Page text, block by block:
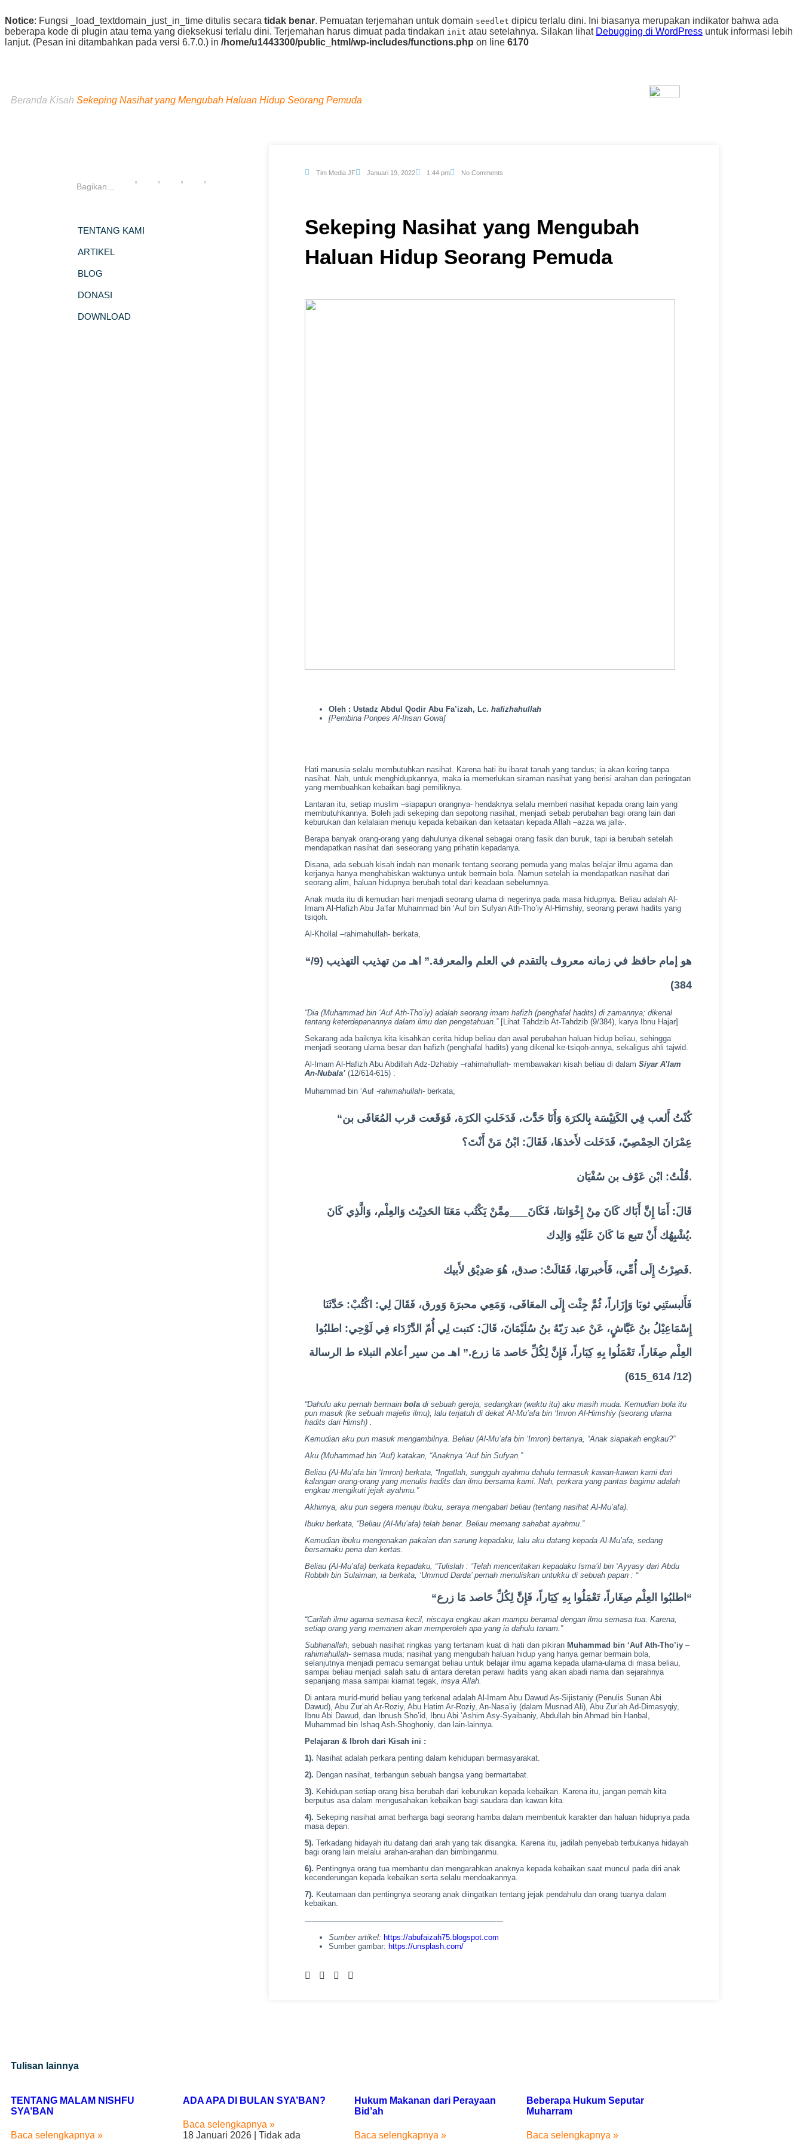
Notice: Fungsi _load_textdomain_just_in_time ditulis secara tidak benar. Pemuatan terjemahan untuk domain seedlet dipicu terlalu dini. Ini biasanya merupakan indikator bahwa ada
beberapa kode di plugin atau tema yang dieksekusi terlalu dini. Terjemahan harus dimuat pada tindakan init atau setelahnya. Silakan lihat Debugging di WordPress untuk informasi lebih
lanjut. (Pesan ini ditambahkan pada versi 6.7.0.) in /home/u1443300/public_html/wp-includes/functions.php on line 6170
Beranda Kisah Sekeping Nasihat yang Mengubah Haluan Hidup Seorang Pemuda
Bagikan...
TENTANG KAMI
ARTIKEL
BLOG
DONASI
DOWNLOAD
Tim Media JF Januari 19, 2022 1:44 pm No Comments
Sekeping Nasihat yang Mengubah
Haluan Hidup Seorang Pemuda
Oleh :Ustadz Abdul Qodir Abu Fa’izah, Lc.hafizhahullah
[Pembina Ponpes Al-Ihsan Gowa]
Hati manusia selalu membutuhkan nasihat. Karena hati itu ibarat tanah yang tandus; ia akan kering tanpa
nasihat. Nah, untuk menghidupkannya, maka ia memerlukan siraman nasihat yang berisi arahan dan peringatan
yang membuahkan kebaikan bagi pemiliknya.
Lantaran itu, setiap muslim –siapapun orangnya- hendaknya selalu memberi nasihat kepada orang lain yang
membutuhkannya. Boleh jadi sekeping dan sepotong nasihat, menjadi sebab perubahan bagi orang lain dari
keburukan dan kelalaian menuju kepada kebaikan dan ketaatan kepada Allah –azza wa jalla-.
Berapa banyak orang-orang yang dahulunya dikenal sebagai orang fasik dan buruk, tapi ia berubah setelah
mendapatkan nasihat dari seseorang yang prihatin kepadanya.
Disana, ada sebuah kisah indah nan menarik tentang seorang pemuda yang malas belajar ilmu agama dan
kerjanya hanya menghabiskan waktunya untuk bermain bola. Namun setelah ia mendapatkan nasihat dari
seorang alim, haluan hidupnya berubah total dari keadaan sebelumnya.
Anak muda itu di kemudian hari menjadi seorang ulama di negerinya pada masa hidupnya. Beliau adalah Al-
Imam Al-Hafizh Abu Ja’far Muhammad bin ‘Auf bin Sufyan Ath-Tho’iy Al-Himshiy, seorang perawi hadits yang
tsiqoh.
Al-Khollal –rahimahullah- berkata,
“هو إمام حافظ في زمانه معروف بالتقدم في العلم والمعرفة.” اهـ من تهذيب التهذيب (9/
384)
“Dia (Muhammad bin ‘Auf Ath-Tho’iy) adalah seorang imam hafizh (penghafal hadits) di zamannya; dikenal
tentang keterdepanannya dalam ilmu dan pengetahuan.” [Lihat Tahdzib At-Tahdzib (9/384), karya Ibnu Hajar]
Sekarang ada baiknya kita kisahkan cerita hidup beliau dan awal perubahan haluan hidup beliau, sehingga
menjadi seorang ulama besar dan hafizh (penghafal hadits) yang dikenal ke-tsiqoh-annya, sekaligus ahli tajwid.
Al-Imam Al-Hafizh Abu Abdillah Adz-Dzhabiy –rahimahullah- membawakan kisah beliau di dalam Siyar A’lam
An-Nubala’(12/614-615) :
Muhammad bin ‘Auf-rahimahullah- berkata,
“كُنْتُ أَلعب فِي الكَنِيْسَة بِالكرَة وَأَنَا حَدَّث، فَدَخَلتِ الكرَة، فَوَقَعت قرب المُعَافَى بن
عِمْرَانَ الحِمْصِيّ، فَدَخَلت لأَخذهَا، فَقَالَ: ابْنُ مَنْ أَنْتَ؟
قُلْتُ: ابْن عَوْف بن سُفْيَان.
قَالَ: أَمَا إِنَّ أَبَاك كَانَ مِنْ إِخْوَاننَا، فَكَانَ___مِمَّنْ يَكْتُب مَعَنَا الحَدِيْث وَالعِلْم، وَالَّذِي كَانَ
يُشْبِهُك أَنْ تتبع مَا كَانَ عَلَيْهِ وَالِدك.
فَصِرْتُ إِلَى أُمِّي، فَأَخبرتهَا، فَقَالَتْ: صدق، هُوَ صَدِيْق لأَبيك.
فَأَلبستَنِي ثوبَا وَإِزَاراً، ثُمَّ جِئْت إِلَى المعَافَى، وَمَعِي محبرَة وَورق، فَقَالَ لِي: اكْتُبْ: حَدَّثَنَا
إِسْمَاعِيْلُ بنُ عَيَّاشٍ، عَنْ عبد رَبّهُ بنُ سُلَيْمَانَ، قَالَ: كتبت لِي أُمّ الدَّرْدَاء فِي لَوْحِي: اطلبُوا
العِلْم صِغَاراً، تَعْمَلُوا بِهِ كِبَاراً، فَإِنَّ لِكُلِّ حَاصد مَا زرع.” اهـ من سير أعلام النبلاء ط الرسالة
(12/ 614_615)
“Dahulu aku pernah bermainbola di sebuah gereja, sedangkan (waktu itu) aku masih muda. Kemudian bola itu
pun masuk (ke sebuah majelis ilmu), lalu terjatuh di dekat Al-Mu’afa bin ‘Imron Al-Himshiy (seorang ulama
hadits dari Himsh) .
Kemudian aku pun masuk mengambilnya.Beliau (Al-Mu’afa bin ‘Imron) bertanya, “Anak siapakah engkau?”
Aku (Muhammad bin ‘Auf) katakan, “Anaknya ‘Auf bin Sufyan.”
Beliau (Al-Mu’afa bin ‘Imron) berkata, “Ingatlah, sungguh ayahmu dahulu termasuk kawan-kawan kami dari
kalangan orang-orang yang menulis hadits dan ilmu bersama kami. Nah, perkara yang pantas bagimu adalah
engkau mengikuti jejak ayahmu.”
Akhirnya, aku pun segera menuju ibuku, seraya mengabari beliau (tentang nasihat Al-Mu’afa).
Ibuku berkata, “Beliau (Al-Mu’afa) telah benar. Beliau memang sahabat ayahmu.”
Kemudian ibuku mengenakan pakaian dan sarung kepadaku, lalu aku datang kepada Al-Mu’afa, sedang
bersamaku pena dan kertas.
Beliau (Al-Mu’afa) berkata kepadaku, “Tulislah : ‘Telah menceritakan kepadaku Isma’il bin ‘Ayyasy dari Abdu
Robbih bin Sulaiman, ia berkata, ‘Ummud Darda’ pernah menuliskan untukku di sebuah papan : “
“اطلبُوا العِلْم صِغَاراً، تَعْمَلُوا بِهِ كِبَاراً، فَإِنَّ لِكُلِّ حَاصد مَا زرع “
“Carilah ilmu agama semasa kecil, niscaya engkau akan mampu beramal dengan ilmu semasa tua. Karena,
setiap orang yang memanen akan memperoleh apa yang ia dahulu tanam.”
Subhanallah, sebuah nasihat ringkas yang tertanam kuat di hati dan pikiran Muhammad bin ‘Auf Ath-Tho’iy–
rahimahullah- semasa muda; nasihat yang mengubah haluan hidup yang hanya gemar bermain bola,
selanjutnya menjadi pemacu semangat beliau untuk belajar ilmu agama kepada ulama-ulama di masa beliau,
sampai beliau menjadi salah satu di antara deretan perawi hadits yang akan abadi nama dan sejarahnya
sepanjang masa sampai kiamat tegak,insya Allah.
Di antara murid-murid beliau yang terkenal adalah Al-Imam Abu Dawud As-Sijistaniy (Penulis Sunan Abi
Dawud), Abu Zur’ah Ar-Roziy, Abu Hatim Ar-Roziy, An-Nasa’iy (dalam Musnad Ali), Abu Zur’ah Ad-Dimasyqiy,
Ibnu Abi Dawud, dan Ibnush Sho’id, Ibnu Abi ‘Ashim Asy-Syaibaniy, Abdullah bin Ahmad bin Hanbal,
Muhammad bin Ishaq Ash-Shoghoniy, dan lain-lainnya.
Pelajaran & Ibroh dari Kisah ini :
1). Nasihat adalah perkara penting dalam kehidupan bermasyarakat.
2). Dengan nasihat, terbangun sebuah bangsa yang bermartabat.
3). Kehidupan setiap orang bisa berubah dari keburukan kepada kebaikan. Karena itu, jangan pernah kita
berputus asa dalam mengusahakan kebaikan bagi saudara dan kawan kita.
4). Sekeping nasihat amat berharga bagi seorang hamba dalam membentuk karakter dan haluan hidupnya pada
masa depan.
5). Terkadang hidayah itu datang dari arah yang tak disangka. Karena itu, jadilah penyebab terbukanya hidayah
bagi orang lain melalui arahan-arahan dan bimbinganmu.
6). Pentingnya orang tua membantu dan mengarahkan anaknya kepada kebaikan saat muncul pada diri anak
kecenderungan kepada kebaikan serta selalu mendoakannya.
7). Keutamaan dan pentingnya seorang anak diingatkan tentang jejak pendahulu dan orang tuanya dalam
kebaikan.
—————————————————————————–
Sumber artikel: https://abufaizah75.blogspot.com
Sumber gambar: https://unsplash.com/
Tulisan lainnya
TENTANG MALAM NISHFU
SYA’BAN
Baca selengkapnya »
ADA APA DI BULAN SYA’BAN?
Baca selengkapnya »
18 Januari 2026
Tidak ada
Hukum Makanan dari Perayaan
Bid’ah
Baca selengkapnya »
Beberapa Hukum Seputar
Muharram
Baca selengkapnya »